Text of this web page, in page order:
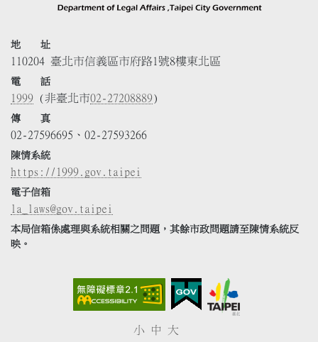
地 址
110204 臺北市信義區市府路1號8樓東北區
電 話
1999 (非臺北市02-27208889)
傳 真
02-27596695、02-27593266
陳情系統
https://1999.gov.taipei
電子信箱
la_laws@gov.taipei
本局信箱係處理與系統相關之問題，其餘市政問題請至陳情系統反
映。
小 中 大